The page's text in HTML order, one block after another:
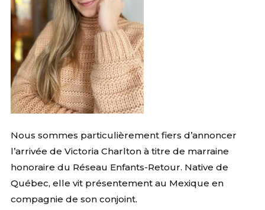
Nous sommes particulièrement fiers d’annoncer
l’arrivée de Victoria Charlton à titre de marraine
honoraire du Réseau Enfants-Retour. Native de
Québec, elle vit présentement au Mexique en
compagnie de son conjoint.